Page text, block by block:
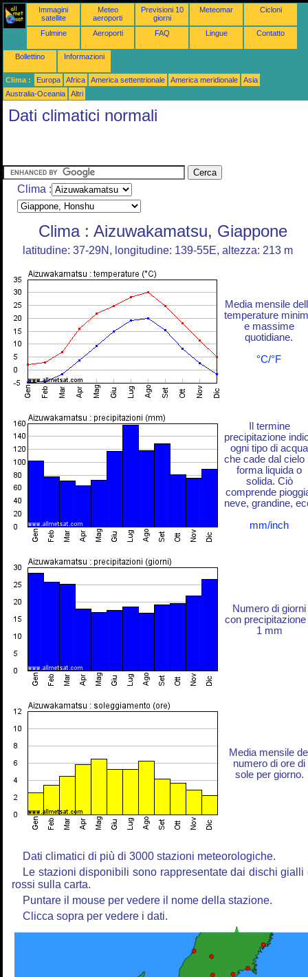
Immagini
satellite
Meteo
aeroporti
Previsioni 10
giorni
Meteomar Cicloni
Fulmine Aeroporti FAQ Lingue Contatto
Bollettino Informazioni
Clima : Europa Africa America settentrionale America meridionale
Asia
Australia-Oceania
Altri
Dati climatici normali
Clima :
Clima : Aizuwakamatsu, Giappone
latitudine: 37-29N, longitudine: 139-55E, altezza: 213 m
Media mensile
temperature
e massime
quotidiane.
°C/°F
Il termine
precipitazione
ogni tipo di acqua
che cade dal cielo
forma liquida o
solida. Ciò
comprende
neve, grandine,
mm/inch
Numero di giorni
con precipitazione
1 mm
Media mensile
numero di ore di
sole per giorno.
Dati climatici di più di 3000 stazioni meteorologiche.
Le stazioni disponibili sono rappresentate dai dischi gialli
rossi sulla carta.
Puntare il mouse per vedere il nome della stazione.
Clicca sopra per vedere i dati.